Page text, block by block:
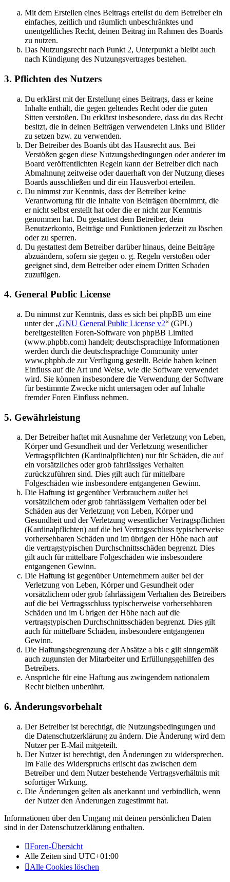
Mit dem Erstellen eines Beitrags erteilst du dem Betreiber ein
einfaches, zeitlich und räumlich unbeschränktes und
unentgeltliches Recht, deinen Beitrag im Rahmen des Boards
zu nutzen.
Das Nutzungsrecht nach Punkt 2, Unterpunkt a bleibt auch
nach Kündigung des Nutzungsvertrages bestehen.
3. Pflichten des Nutzers
Du erklärst mit der Erstellung eines Beitrags, dass er keine
Inhalte enthält, die gegen geltendes Recht oder die guten
Sitten verstoßen. Du erklärst insbesondere, dass du das Recht
besitzt, die in deinen Beiträgen verwendeten Links und Bilder
zu setzen bzw. zu verwenden.
Der Betreiber des Boards übt das Hausrecht aus. Bei
Verstößen gegen diese Nutzungsbedingungen oder anderer im
Board veröffentlichten Regeln kann der Betreiber dich nach
Abmahnung zeitweise oder dauerhaft von der Nutzung dieses
Boards ausschließen und dir ein Hausverbot erteilen.
Du nimmst zur Kenntnis, dass der Betreiber keine
Verantwortung für die Inhalte von Beiträgen übernimmt, die
er nicht selbst erstellt hat oder die er nicht zur Kenntnis
genommen hat. Du gestattest dem Betreiber, dein
Benutzerkonto, Beiträge und Funktionen jederzeit zu löschen
oder zu sperren.
Du gestattest dem Betreiber darüber hinaus, deine Beiträge
abzuändern, sofern sie gegen o. g. Regeln verstoßen oder
geeignet sind, dem Betreiber oder einem Dritten Schaden
zuzufügen.
4. General Public License
Du nimmst zur Kenntnis, dass es sich bei phpBB um eine
unter der „GNU General Public License v2“ (GPL)
bereitgestellten Foren-Software von phpBB Limited
(www.phpbb.com) handelt; deutschsprachige Informationen
werden durch die deutschsprachige Community unter
www.phpbb.de zur Verfügung gestellt. Beide haben keinen
Einfluss auf die Art und Weise, wie die Software verwendet
wird. Sie können insbesondere die Verwendung der Software
für bestimmte Zwecke nicht untersagen oder auf Inhalte
fremder Foren Einfluss nehmen.
5. Gewährleistung
Der Betreiber haftet mit Ausnahme der Verletzung von Leben,
Körper und Gesundheit und der Verletzung wesentlicher
Vertragspflichten (Kardinalpflichten) nur für Schäden, die auf
ein vorsätzliches oder grob fahrlässiges Verhalten
zurückzuführen sind. Dies gilt auch für mittelbare
Folgeschäden wie insbesondere entgangenen Gewinn.
Die Haftung ist gegenüber Verbrauchern außer bei
vorsätzlichem oder grob fahrlässigem Verhalten oder bei
Schäden aus der Verletzung von Leben, Körper und
Gesundheit und der Verletzung wesentlicher Vertragspflichten
(Kardinalpflichten) auf die bei Vertragsschluss typischerweise
vorhersehbaren Schäden und im übrigen der Höhe nach auf
die vertragstypischen Durchschnittsschäden begrenzt. Dies
gilt auch für mittelbare Folgeschäden wie insbesondere
entgangenen Gewinn.
Die Haftung ist gegenüber Unternehmern außer bei der
Verletzung von Leben, Körper und Gesundheit oder
vorsätzlichem oder grob fahrlässigem Verhalten des Betreibers
auf die bei Vertragsschluss typischerweise vorhersehbaren
Schäden und im Übrigen der Höhe nach auf die
vertragstypischen Durchschnittsschäden begrenzt. Dies gilt
auch für mittelbare Schäden, insbesondere entgangenen
Gewinn.
Die Haftungsbegrenzung der Absätze a bis c gilt sinngemäß
auch zugunsten der Mitarbeiter und Erfüllungsgehilfen des
Betreibers.
Ansprüche für eine Haftung aus zwingendem nationalem
Recht bleiben unberührt.
6. Änderungsvorbehalt
Der Betreiber ist berechtigt, die Nutzungsbedingungen und
die Datenschutzerklärung zu ändern. Die Änderung wird dem
Nutzer per E-Mail mitgeteilt.
Der Nutzer ist berechtigt, den Änderungen zu widersprechen.
Im Falle des Widerspruchs erlischt das zwischen dem
Betreiber und dem Nutzer bestehende Vertragsverhältnis mit
sofortiger Wirkung.
Die Änderungen gelten als anerkannt und verbindlich, wenn
der Nutzer den Änderungen zugestimmt hat.
Informationen über den Umgang mit deinen persönlichen Daten
sind in der Datenschutzerklärung enthalten.
Foren-Übersicht
Alle Zeiten sind UTC+01:00
Alle Cookies löschen